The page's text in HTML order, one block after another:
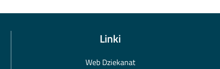
Linki
Web Dziekanat